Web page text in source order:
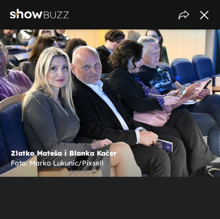
Zlatko Mateša i Blanka Kačer
Foto: Marko Lukunic/Pixsell